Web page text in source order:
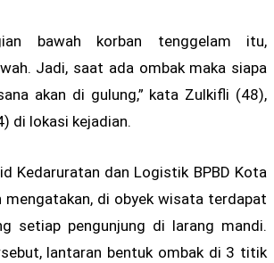
bawah korban tenggelam itu,
Jadi, saat ada ombak maka siapa
akan di gulung,” kata Zulkifli (48),
di lokasi kejadian.
Kedaruratan dan Logistik BPBD Kota
mengatakan, di obyek wisata terdapat
setiap pengunjung di larang mandi.
lantaran bentuk ombak di 3 titik